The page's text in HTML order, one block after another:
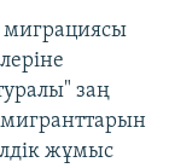
миграциясы
заң
жұмыс